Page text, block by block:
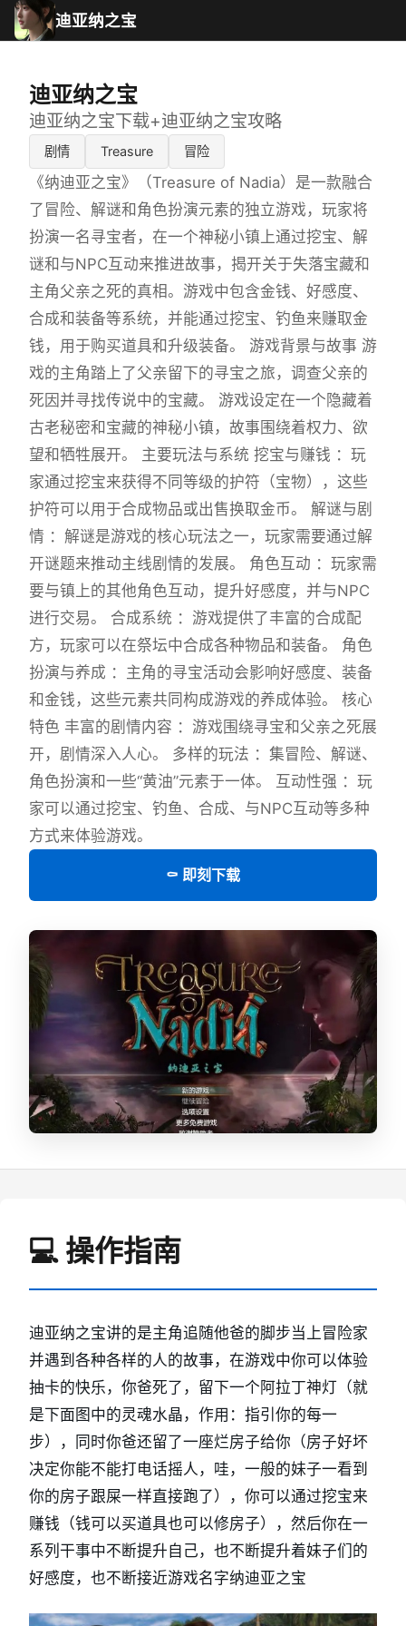
迪亚纳之宝
迪亚纳之宝
迪亚纳之宝下载+迪亚纳之宝攻略
剧情 Treasure 冒险
《纳迪亚之宝》（Treasure of Nadia）是一款融合
了冒险、解谜和角色扮演元素的独立游戏，玩家将
扮演一名寻宝者，在一个神秘小镇上通过挖宝、解
谜和与NPC互动来推进故事，揭开关于失落宝藏和
主角父亲之死的真相。游戏中包含金钱、好感度、
合成和装备等系统，并能通过挖宝、钓鱼来赚取金
钱，用于购买道具和升级装备。 游戏背景与故事 游
戏的主角踏上了父亲留下的寻宝之旅，调查父亲的
死因并寻找传说中的宝藏。 游戏设定在一个隐藏着
古老秘密和宝藏的神秘小镇，故事围绕着权力、欲
望和牺牲展开。 主要玩法与系统 挖宝与赚钱 ：玩
家通过挖宝来获得不同等级的护符（宝物），这些
护符可以用于合成物品或出售换取金币。 解谜与剧
情 ：解谜是游戏的核心玩法之一，玩家需要通过解
开谜题来推动主线剧情的发展。 角色互动 ：玩家需
要与镇上的其他角色互动，提升好感度，并与NPC
进行交易。 合成系统 ：游戏提供了丰富的合成配
方，玩家可以在祭坛中合成各种物品和装备。 角色
扮演与养成 ：主角的寻宝活动会影响好感度、装备
和金钱，这些元素共同构成游戏的养成体验。 核心
特色 丰富的剧情内容 ：游戏围绕寻宝和父亲之死展
开，剧情深入人心。 多样的玩法 ：集冒险、解谜、
角色扮演和一些“黄油”元素于一体。 互动性强 ：玩
家可以通过挖宝、钓鱼、合成、与NPC互动等多种
方式来体验游戏。
⚰️ 即刻下载
💻 操作指南
迪亚纳之宝讲的是主角追随他爸的脚步当上冒险家
并遇到各种各样的人的故事，在游戏中你可以体验
抽卡的快乐，你爸死了，留下一个阿拉丁神灯（就
是下面图中的灵魂水晶，作用：指引你的每一
步），同时你爸还留了一座烂房子给你（房子好坏
决定你能不能打电话摇人，哇，一般的妹子一看到
你的房子跟屎一样直接跑了），你可以通过挖宝来
赚钱（钱可以买道具也可以修房子），然后你在一
系列干事中不断提升自己，也不断提升着妹子们的
好感度，也不断接近游戏名字纳迪亚之宝